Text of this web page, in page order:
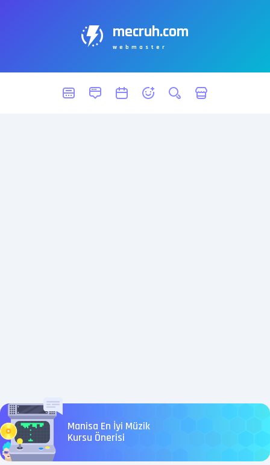
mecruh.com
webmaster
Manisa En İyi Müzik
Kursu Önerisi